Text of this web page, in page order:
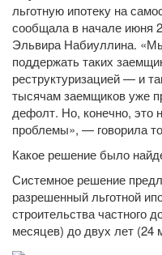
льготную ипотеку на
сообщала в начале июня
Эльвира Набиуллина.
поддержать таких
реструктуризацией — и
тысячам заемщиков уже
дефолт. Но, конечно, это
проблемы», — говорила
Какое решение было
Системное решение
разрешенный льготной
строительства частного
месяцев) до двух лет (24